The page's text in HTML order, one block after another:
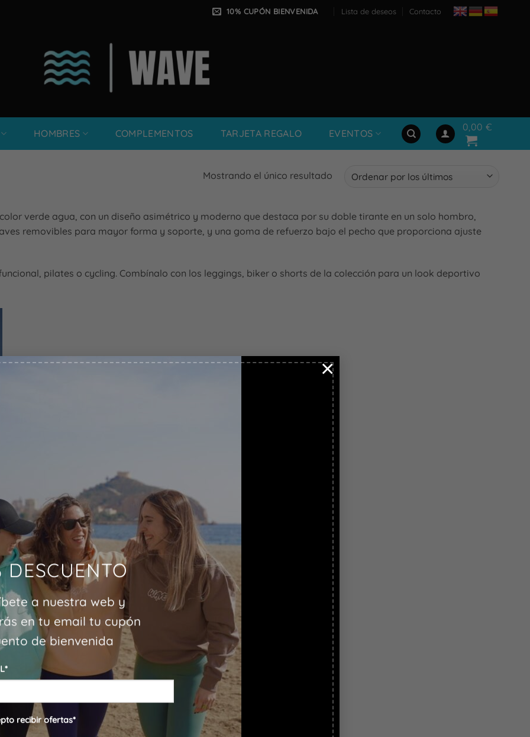
DESCUENTO
a nuestra web y
en tu email tu cupón
de bienvenida
*
recibir ofertas *
×
10% CUPÓN BIENVENIDA Lista de deseos Contacto
HOMBRES COMPLEMENTOS TARJETA REGALO EVENTOS
0,00 €
Mostrando el único resultado
verde agua, con un diseño asimétrico y moderno que destaca por su doble tirante en un solo hombro,
removibles para mayor forma y soporte, y una goma de refuerzo bajo el pecho que proporciona ajuste
pilates o cycling. Combínalo con los leggings, biker o shorts de la colección para un look deportivo